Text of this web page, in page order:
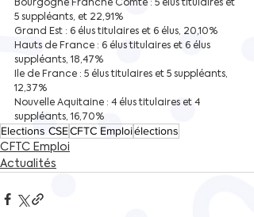
5 suppléants, et 22,91%
Grand Est : 6 élus titulaires et 6 élus, 20,10%
Hauts de France : 6 élus titulaires et 6 élus
suppléants, 18,47%
Ile de France : 5 élus titulaires et 5 suppléants,
12,37%
Nouvelle Aquitaine : 4 élus titulaires et 4
suppléants, 16,70%
Elections CSECFTC Emploiélections
CFTC Emploi
Actualités